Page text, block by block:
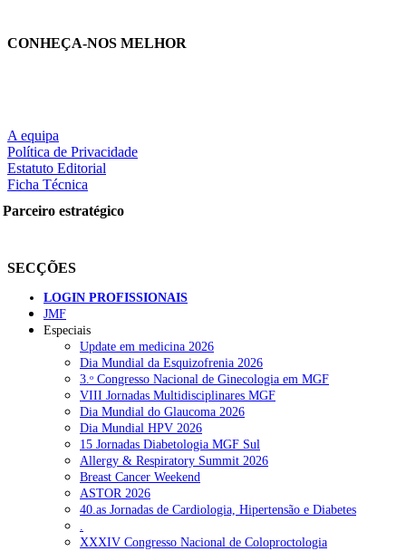
Partilhe nas redes sociais:
NOTÍCIAS RECENTES
Quase 11.900 jovens recorreram aos cheques psicólogo e
nutricionista no primeiro mês 7 de Agosto, 2026
ULS de Coimbra estreia cirurgia endoscópica do ouvido com
apoio robótico em Portugal 7 de Agosto, 2026
Enfermeiros exigem esclarecimentos sobre eventual gestão
privada da ULS do Algarve 7 de Agosto, 2026
Ordem dos Médicos alerta para riscos no novo sistema de acesso
a consultas e cirurgias 7 de Agosto, 2026
CONHEÇA-NOS MELHOR
A equipa
Política de Privacidade
Estatuto Editorial
Ficha Técnica
Parceiro estratégico
SECÇÕES
LOGIN PROFISSIONAIS
JMF
Especiais
Update em medicina 2026
Dia Mundial da Esquizofrenia 2026
3.ᵒ Congresso Nacional de Ginecologia em MGF
VIII Jornadas Multidisciplinares MGF
Dia Mundial do Glaucoma 2026
Dia Mundial HPV 2026
15 Jornadas Diabetologia MGF Sul
Allergy & Respiratory Summit 2026
Breast Cancer Weekend
ASTOR 2026
40.as Jornadas de Cardiologia, Hipertensão e Diabetes
.
XXXIV Congresso Nacional de Coloproctologia